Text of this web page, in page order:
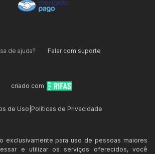
de ajuda? Falar com suporte
criado com
de Uso Políticas de Privacidade
exclusivamente para uso de pessoas maiores
e utilizar os serviços oferecidos, você